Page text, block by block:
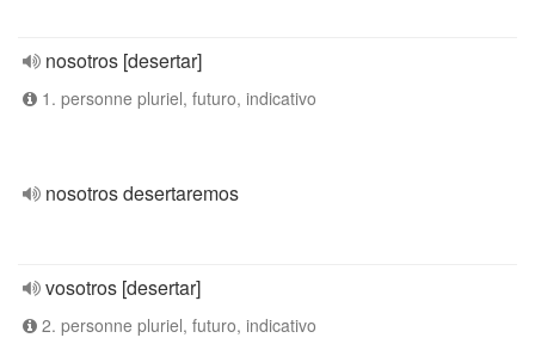
nosotros [desertar]
1. personne pluriel, futuro, indicativo
nosotros desertaremos
vosotros [desertar]
2. personne pluriel, futuro, indicativo